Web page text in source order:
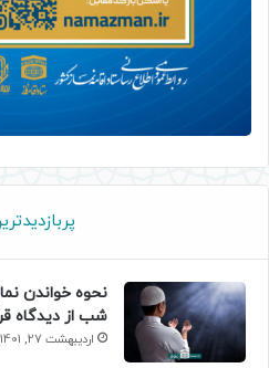
نحوه خواندن
شب از دیدگاه
اردیبهشت 27, 1401